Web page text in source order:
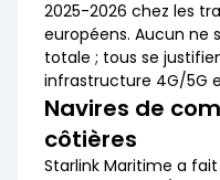
2025-2026 chez les
européens. Aucun ne
totale ; tous se
infrastructure 4G/5G
Navires de
côtières
Starlink Maritime a